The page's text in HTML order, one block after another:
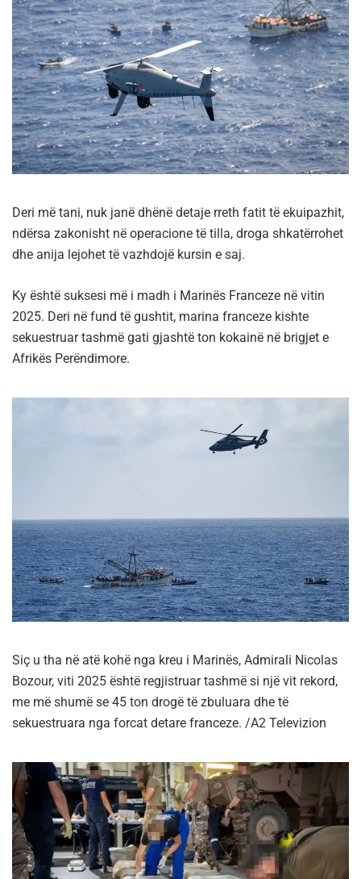
Deri më tani, nuk janë dhënë detaje rreth fatit të ekuipazhit,
ndërsa zakonisht në operacione të tilla, droga shkatërrohet
dhe anija lejohet të vazhdojë kursin e saj.
Ky është suksesi më i madh i Marinës Franceze në vitin
2025. Deri në fund të gushtit, marina franceze kishte
sekuestruar tashmë gati gjashtë ton kokainë në brigjet e
Afrikës Perëndimore.
Siç u tha në atë kohë nga kreu i Marinës, Admirali Nicolas
Bozour, viti 2025 është regjistruar tashmë si një vit rekord,
me më shumë se 45 ton drogë të zbuluara dhe të
sekuestruara nga forcat detare franceze. /A2 Televizion